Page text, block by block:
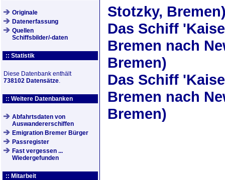
Originale
Datenerfassung
Quellen
Schiffsbilder/-daten
:: Statistik
Diese Datenbank enthält
738102 Datensätze.
:: Weitere Datenbanken
Abfahrtsdaten von
Auswandererschiffen
Emigration Bremer Bürger
Passregister
Fast vergessen ...
Wiedergefunden
:: Mitarbeit
Stotzky,
Das Schiff
Bremen nach
Bremen)
Das Schiff
Bremen nach
Bremen)